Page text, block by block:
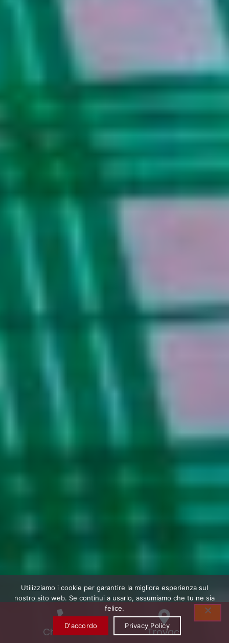
Chiamaci Trovaci
Utilizziamo i cookie per garantire la migliore esperienza sul
nostro sito web. Se continui a usarlo, assumiamo che tu ne sia
felice.
D'accordo Privacy Policy